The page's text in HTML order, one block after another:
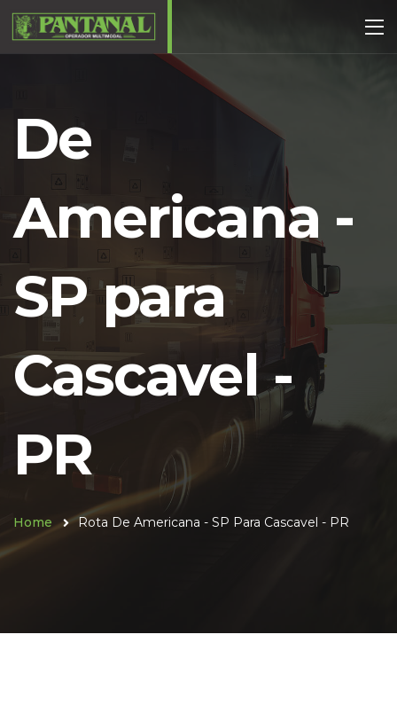
De
Americana -
SP para
Cascavel -
PR
Home Rota De Americana - SP Para Cascavel - PR